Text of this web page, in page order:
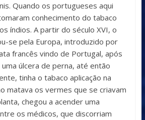
Quando os portugueses aqui
conhecimento do tabaco
índios. A partir do século XVI, o
se pela Europa, introduzido por
francês vindo de Portugal, após
úlcera de perna, até então
tinha o tabaco aplicação na
matava os vermes que se criavam
chegou a acender uma
os médicos, que discorriam